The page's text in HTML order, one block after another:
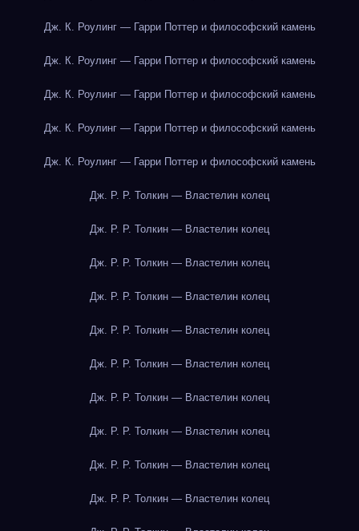
Дж. К. Роулинг — Гарри Поттер и философский камень
Дж. К. Роулинг — Гарри Поттер и философский камень
Дж. К. Роулинг — Гарри Поттер и философский камень
Дж. К. Роулинг — Гарри Поттер и философский камень
Дж. К. Роулинг — Гарри Поттер и философский камень
Дж. Р. Р. Толкин — Властелин колец
Дж. Р. Р. Толкин — Властелин колец
Дж. Р. Р. Толкин — Властелин колец
Дж. Р. Р. Толкин — Властелин колец
Дж. Р. Р. Толкин — Властелин колец
Дж. Р. Р. Толкин — Властелин колец
Дж. Р. Р. Толкин — Властелин колец
Дж. Р. Р. Толкин — Властелин колец
Дж. Р. Р. Толкин — Властелин колец
Дж. Р. Р. Толкин — Властелин колец